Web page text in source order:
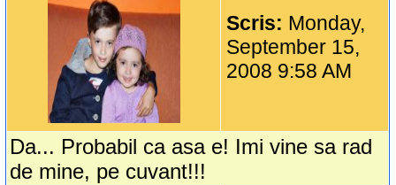
Scris: Monday,
September 15,
2008 9:58 AM
Da... Probabil ca asa e! Imi vine sa rad
de mine, pe cuvant!!!